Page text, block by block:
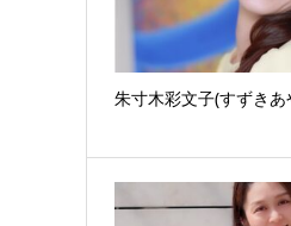
朱寸木彩文子(すずきあ